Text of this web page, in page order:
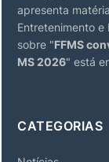
apresenta
Entretenimento
sobre "FFMS
MS 2026" está
CATEGORIAS